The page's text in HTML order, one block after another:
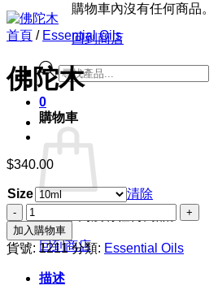
購物車內沒有任何商品。
回到商店
Products
search
0
購物車
購物車內沒有任何商品。
回到商店
首頁 / Essential Oils
佛陀木
$340.00
Size
清除
佛
陀
木
量
加入購物車
貨號: 1211 分類: Essential Oils
描述